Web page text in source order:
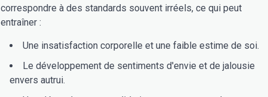
correspondre à des standards souvent irréels, ce qui peut
entraîner :
Une insatisfaction corporelle et une faible estime de soi.
Le développement de sentiments d'envie et de jalousie
envers autrui.